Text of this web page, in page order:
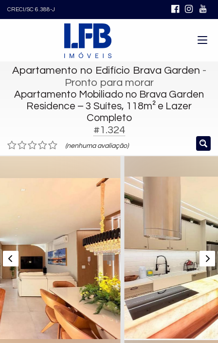
CRECI/SC 6.388-J
Apartamento no Edifício Brava Garden -
Pronto para morar
Apartamento Mobiliado no Brava Garden
Residence – 3 Suítes, 118m² e Lazer
Completo
#1.324
(nenhuma avaliação)